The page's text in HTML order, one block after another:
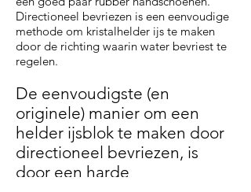
Directioneel bevriezen is een eenvoudige
methode om kristalhelder ijs te maken
door de richting waarin water bevriest te
regelen.
De eenvoudigste (en
originele) manier om een
helder ijsblok te maken door
directioneel bevriezen, is
door een harde